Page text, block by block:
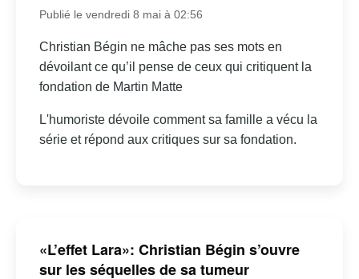
Publié le vendredi 8 mai à 02:56
Christian Bégin ne mâche pas ses mots en
dévoilant ce qu’il pense de ceux qui critiquent la
fondation de Martin Matte
L'humoriste dévoile comment sa famille a vécu la
série et répond aux critiques sur sa fondation.
«L’effet Lara»: Christian Bégin s’ouvre
sur les séquelles de sa tumeur